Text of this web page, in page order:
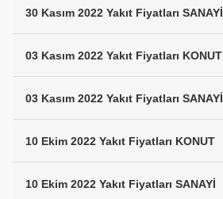
30 Kasım 2022 Yakıt Fiyatları SANAYİ
03 Kasım 2022 Yakıt Fiyatları KONUT
03 Kasım 2022 Yakıt Fiyatları SANAYİ
10 Ekim 2022 Yakıt Fiyatları KONUT
10 Ekim 2022 Yakıt Fiyatları SANAYİ